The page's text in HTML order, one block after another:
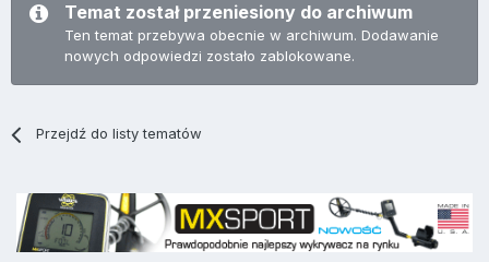
Temat został przeniesiony do archiwum
Ten temat przebywa obecnie w archiwum. Dodawanie
nowych odpowiedzi zostało zablokowane.
Przejdź do listy tematów